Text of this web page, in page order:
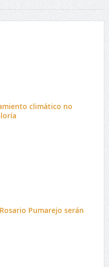
climático no
Pumarejo serán